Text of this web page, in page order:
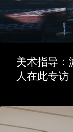
美术指导：
人在此专访